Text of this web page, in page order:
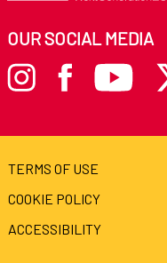
OUR SOCIAL MEDIA
TERMS OF USE
COOKIE POLICY
ACCESSIBILITY